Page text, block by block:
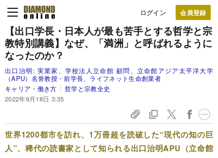
ログイン
【出口学長・日本人が最も苦手とする哲学と宗
教特別講義】 なぜ、「満洲」と呼ばれるように
なったのか？
出口治明: 実業家、学校法人立命館 顧問、立命館アジア太平洋大学
（APU）名誉教授・前学長、ライフネット生命創業者
キャリア・働き方
哲学と宗教全史
2022年9月18日 3:35
世界1200都市を訪れ、1万冊超を読破した“現代の知の巨
人”、稀代の読書家として知られる出口治明APU（立命館